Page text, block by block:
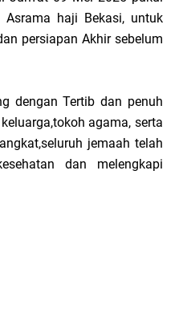
Asrama haji Bekasi, untuk
persiapan Akhir sebelum
dengan Tertib dan penuh
agama, serta
jemaah telah
dan melengkapi